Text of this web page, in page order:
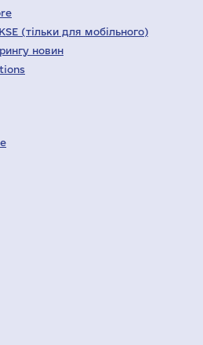
(тільки для мобільного)
новин